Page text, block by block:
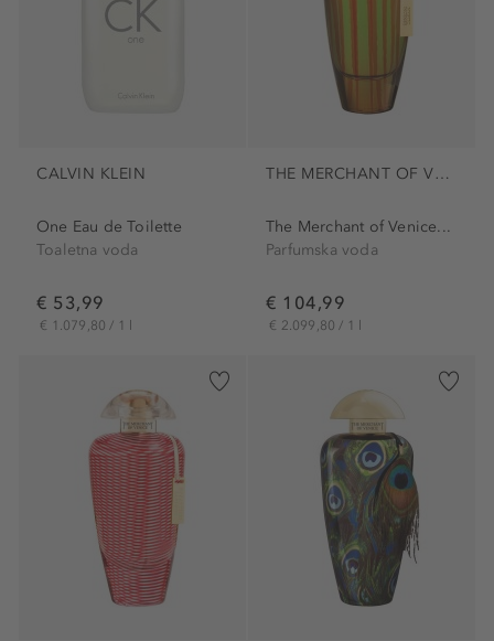
CALVIN KLEIN
One Eau de Toilette
Toaletna voda
€ 53,99
€ 1.079,80 / 1 l
THE MERCHANT OF VENICE
The Merchant of Venice...
Parfumska voda
€ 104,99
€ 2.099,80 / 1 l